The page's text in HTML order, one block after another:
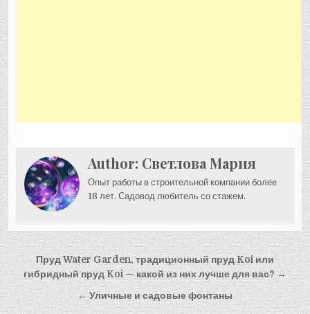
Author: Светлова Мария
Опыт работы в строительной компании более
18 лет. Садовод любитель со стажем.
Навигация
по
записям
Пруд Water Garden, традиционный пруд Koi или
гибридный пруд Koi — какой из них лучше для вас? →
← Уличные и садовые фонтаны